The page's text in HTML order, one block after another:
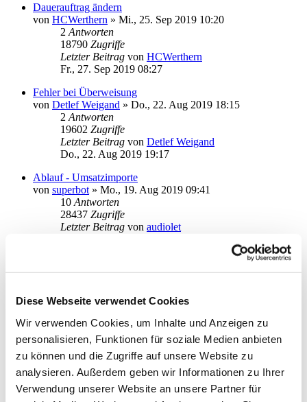
Diese Webseite verwendet Cookies
Wir verwenden Cookies, um Inhalte und Anzeigen zu
personalisieren, Funktionen für soziale Medien anbieten
zu können und die Zugriffe auf unsere Website zu
analysieren. Außerdem geben wir Informationen zu Ihrer
Verwendung unserer Website an unsere Partner für
Dauerauftrag ändern
von HCWerthern » Mi., 25. Sep 2019 10:20
2 Antworten
18790 Zugriffe
Letzter Beitrag von HCWerthern
Fr., 27. Sep 2019 08:27
Fehler bei Überweisung
von Detlef Weigand » Do., 22. Aug 2019 18:15
2 Antworten
19602 Zugriffe
Letzter Beitrag von Detlef Weigand
Do., 22. Aug 2019 19:17
Ablauf - Umsatzimporte
von superbot » Mo., 19. Aug 2019 09:41
10 Antworten
28437 Zugriffe
Letzter Beitrag von audiolet
Eingeschränkte Funktionen, insbesondere kein Zugriff auf
Menüleiste
9Antworten
Letzter Beitragvoncw1811
Di., 06. Aug 2019 14:15
Postbank Umstellung
vonrudat57»Di., 06. Aug 2019 08:56
1Antworten
18293